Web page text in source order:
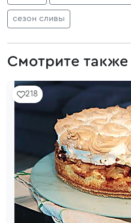
сезон сливы
Смотрите также
218